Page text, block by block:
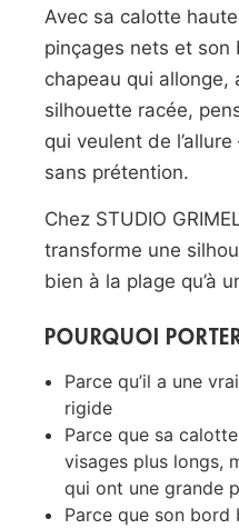
Avec sa calotte
pinçages nets et son
chapeau qui
silhouette racée,
qui veulent de
sans prétention.
Chez STUDIO
transforme une
bien à la plage qu’à
POURQUOI
Parce qu’il a une
rigide
Parce que sa
visages plus longs,
qui ont une grande
Parce que son bord